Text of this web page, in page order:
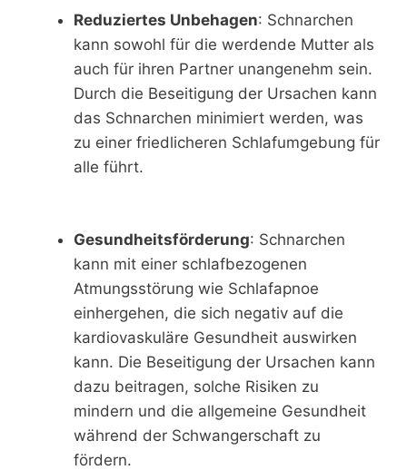
Reduziertes Unbehagen: Schnarchen
kann sowohl für die werdende Mutter als
auch für ihren Partner unangenehm sein.
Durch die Beseitigung der Ursachen kann
das Schnarchen minimiert werden, was
zu einer friedlicheren Schlafumgebung für
alle führt.
Gesundheitsförderung: Schnarchen
kann mit einer schlafbezogenen
Atmungsstörung wie Schlafapnoe
einhergehen, die sich negativ auf die
kardiovaskuläre Gesundheit auswirken
kann. Die Beseitigung der Ursachen kann
dazu beitragen, solche Risiken zu
mindern und die allgemeine Gesundheit
während der Schwangerschaft zu
fördern.